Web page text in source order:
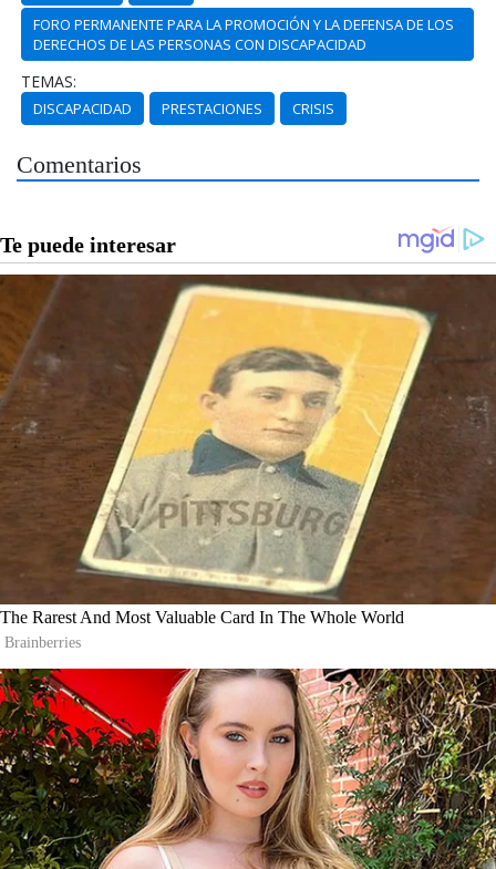
FORO PERMANENTE PARA LA PROMOCIÓN Y LA DEFENSA DE LOS
DERECHOS DE LAS PERSONAS CON DISCAPACIDAD
TEMAS:
DISCAPACIDAD PRESTACIONES CRISIS
Comentarios